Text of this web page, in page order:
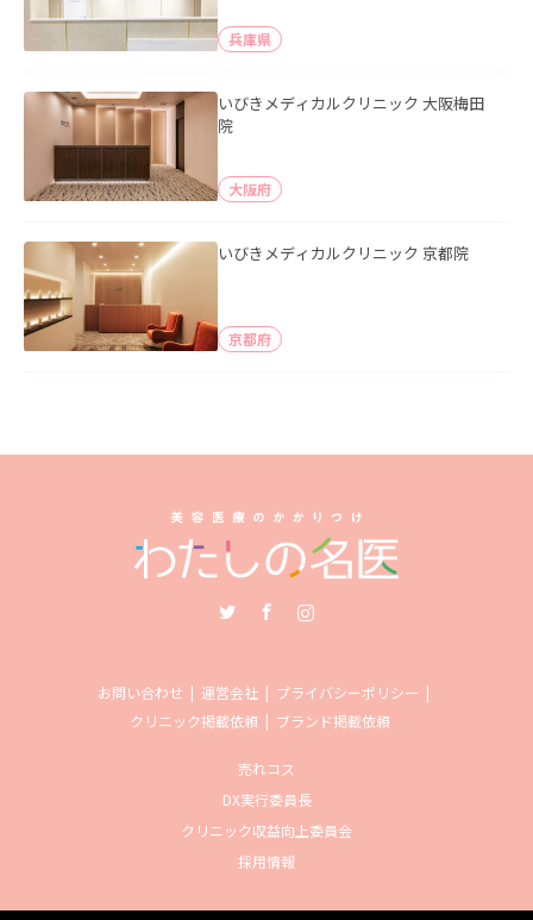
兵庫県
いびきメディカルクリニック 大阪梅田
院
大阪府
いびきメディカルクリニック 京都院
京都府
お問い合わせ 運営会社
プライバシーポリシー
クリニック掲載依頼
ブランド掲載依頼
売れコス
DX実行委員長
クリニック収益向上委員会
採用情報